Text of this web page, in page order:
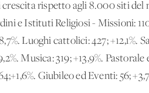
rispetto agli 8.000 siti del
e Istituti Religiosi - Missioni:
Luoghi cattolici: 427; +12,1%.
Musica: 319; +13,9%.
Giubileo ed Eventi: 56;